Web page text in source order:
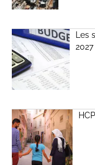
Les
2027